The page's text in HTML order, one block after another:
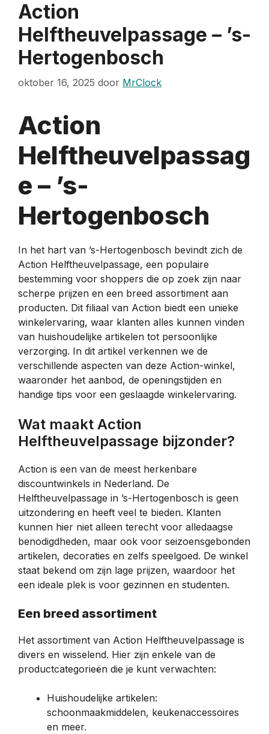
Action
Helftheuvelpassage – ’s-
Hertogenbosch
oktober 16, 2025 door MrClock
Action
Helftheuvelpassag
e – ’s-
Hertogenbosch
In het hart van ’s-Hertogenbosch bevindt zich de
Action Helftheuvelpassage, een populaire
bestemming voor shoppers die op zoek zijn naar
scherpe prijzen en een breed assortiment aan
producten. Dit filiaal van Action biedt een unieke
winkelervaring, waar klanten alles kunnen vinden
van huishoudelijke artikelen tot persoonlijke
verzorging. In dit artikel verkennen we de
verschillende aspecten van deze Action-winkel,
waaronder het aanbod, de openingstijden en
handige tips voor een geslaagde winkelervaring.
Wat maakt Action
Helftheuvelpassage bijzonder?
Action is een van de meest herkenbare
discountwinkels in Nederland. De
Helftheuvelpassage in ’s-Hertogenbosch is geen
uitzondering en heeft veel te bieden. Klanten
kunnen hier niet alleen terecht voor alledaagse
benodigdheden, maar ook voor seizoensgebonden
artikelen, decoraties en zelfs speelgoed. De winkel
staat bekend om zijn lage prijzen, waardoor het
een ideale plek is voor gezinnen en studenten.
Een breed assortiment
Het assortiment van Action Helftheuvelpassage is
divers en wisselend. Hier zijn enkele van de
productcategorieën die je kunt verwachten:
Huishoudelijke artikelen:
schoonmaakmiddelen, keukenaccessoires
en meer.